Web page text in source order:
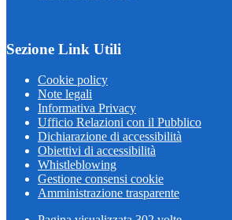
Sezione Link Utili
Cookie policy
Note legali
Informativa Privacy
Ufficio Relazioni con il Pubblico
Dichiarazione di accessibilità
Obiettivi di accessibilità
Whistleblowing
Gestione consensi cookie
Amministrazione trasparente